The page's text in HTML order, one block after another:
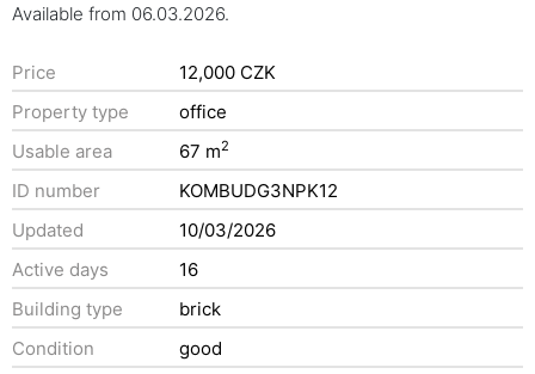
Available from 06.03.2026.
Price
12,000 CZK
Property type
office
Usable area
67 m2
ID number
KOMBUDG3NPK12
Updated
10/03/2026
Active days
16
Building type
brick
Condition
good